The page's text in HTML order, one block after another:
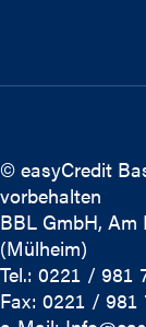
© easyCredit
vorbehalten
BBL GmbH,
(Mülheim)
Tel.: 0221 / 981
Fax: 0221 / 981